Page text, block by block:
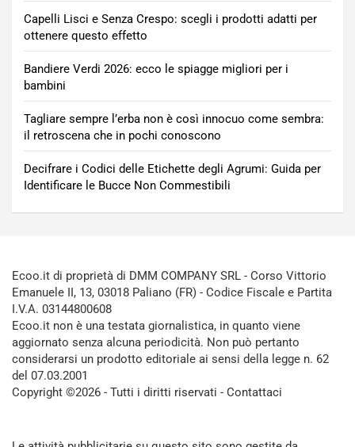
Capelli Lisci e Senza Crespo: scegli i prodotti adatti per
ottenere questo effetto
Bandiere Verdi 2026: ecco le spiagge migliori per i
bambini
Tagliare sempre l’erba non è così innocuo come sembra:
il retroscena che in pochi conoscono
Decifrare i Codici delle Etichette degli Agrumi: Guida per
Identificare le Bucce Non Commestibili
Ecoo.it di proprietà di DMM COMPANY SRL - Corso Vittorio
Emanuele II, 13, 03018 Paliano (FR) - Codice Fiscale e Partita
I.V.A. 03144800608
Ecoo.it non è una testata giornalistica, in quanto viene
aggiornato senza alcuna periodicità. Non può pertanto
considerarsi un prodotto editoriale ai sensi della legge n. 62
del 07.03.2001
Copyright ©2026 - Tutti i diritti riservati - Contattaci